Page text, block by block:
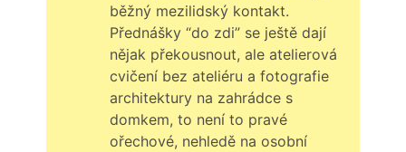
běžný mezilidský kontakt.
Přednášky “do zdi” se ještě dají
nějak překousnout, ale atelierová
cvičení bez ateliéru a fotografie
architektury na zahrádce s
domkem, to není to pravé
ořechové, nehledě na osobní